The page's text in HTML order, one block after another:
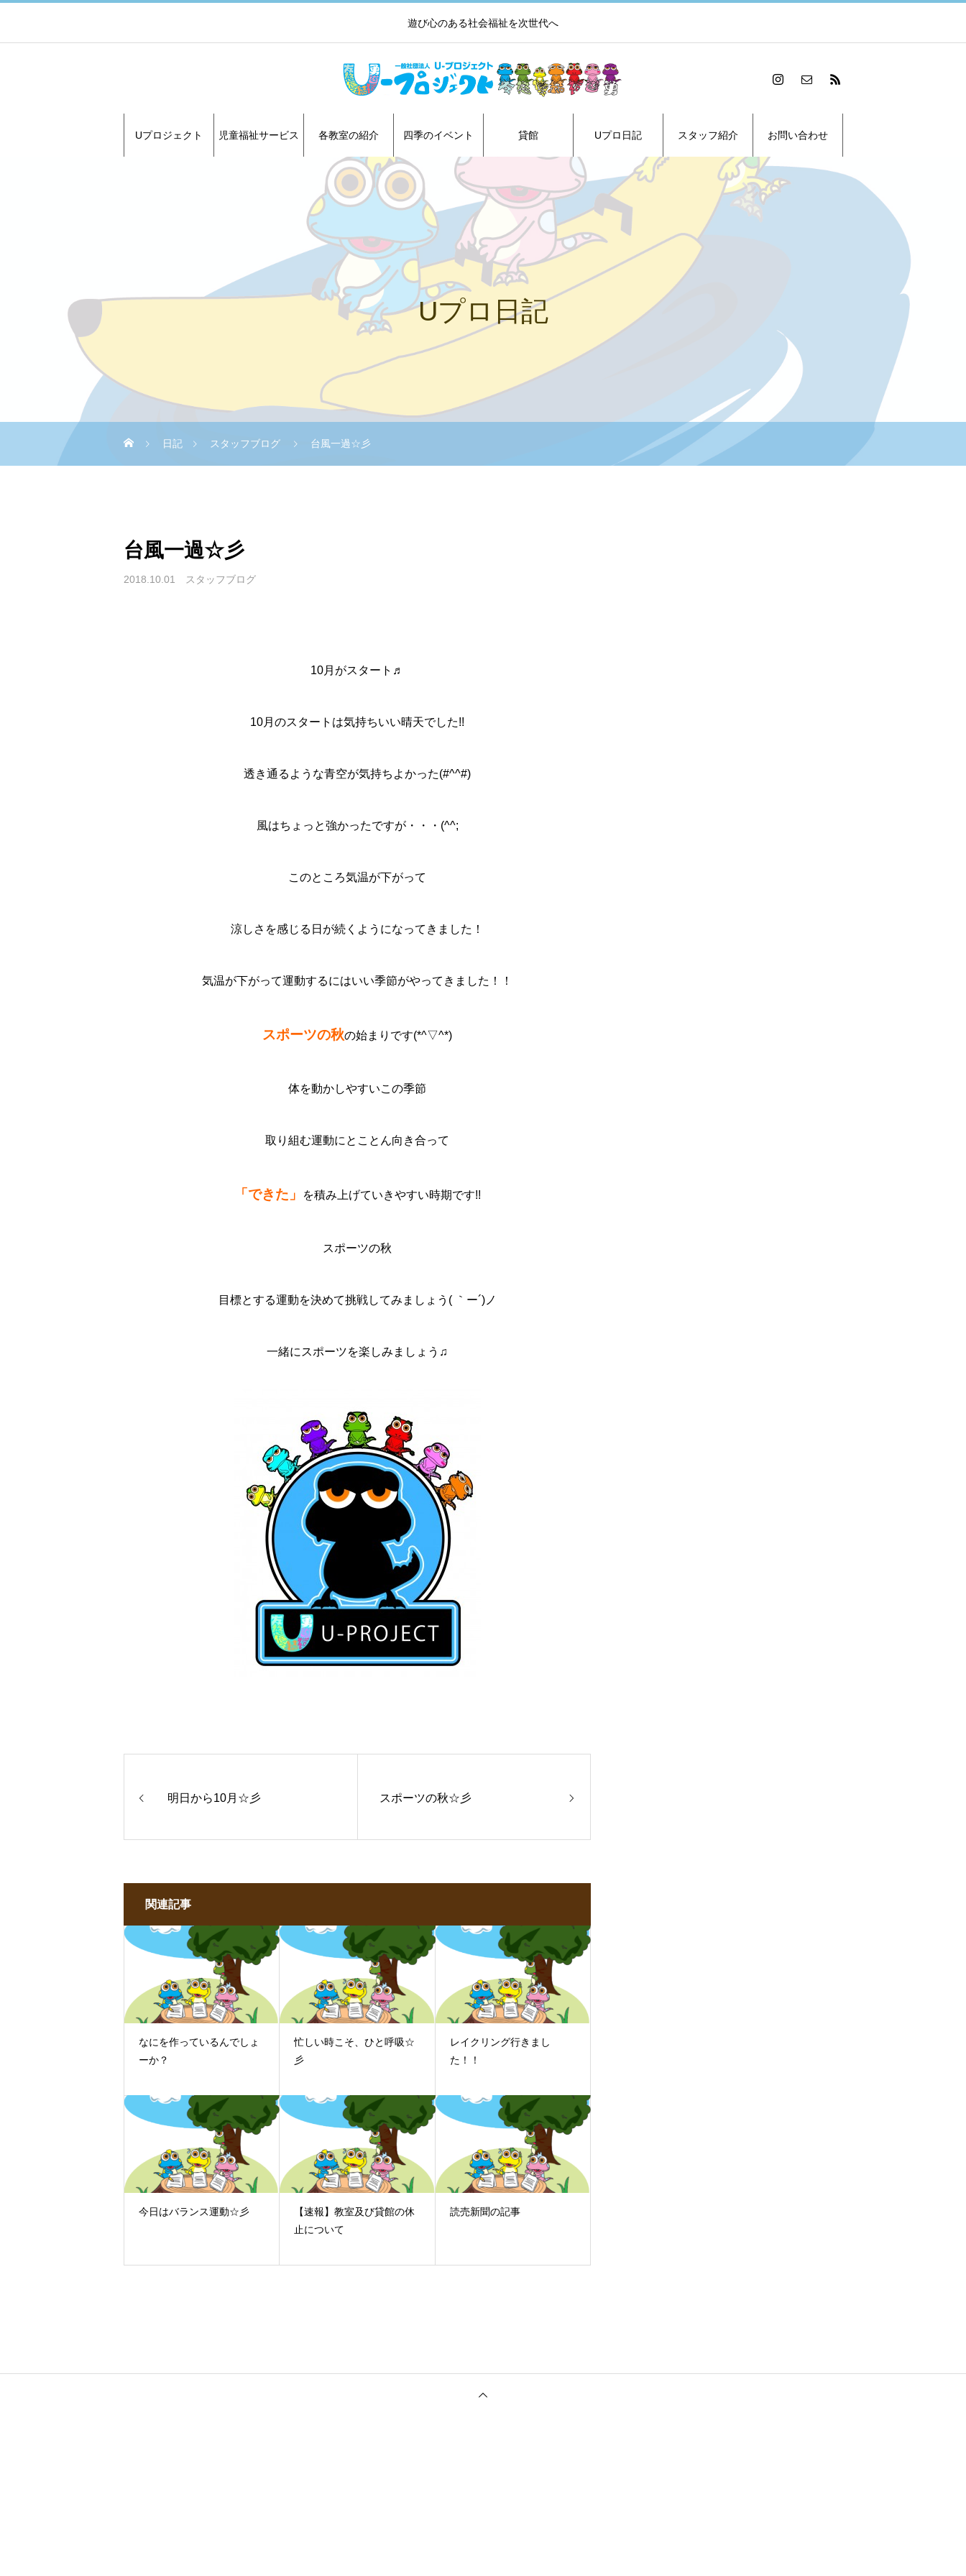
遊び心のある社会福祉を次世代へ
Uプロジェクト 児童福祉サービス 各教室の紹介 四季のイベント 貸館 Uプロ日記 スタッフ紹介 お問い合わせ
Uプロ日記
日記 スタッフブログ 台風一過☆彡
台風一過☆彡
2018.10.01 スタッフブログ
10月がスタート♬
10月のスタートは気持ちいい晴天でした!!
透き通るような青空が気持ちよかった(#^^#)
風はちょっと強かったですが・・・(^^;
このところ気温が下がって
涼しさを感じる日が続くようになってきました！
気温が下がって運動するにはいい季節がやってきました！！
スポーツの秋の始まりです(*^▽^*)
体を動かしやすいこの季節
取り組む運動にとことん向き合って
「できた」 を積み上げていきやすい時期です!!
スポーツの秋
目標とする運動を決めて挑戦してみましょう( ｀ー´)ノ
一緒にスポーツを楽しみましょう♫
明日から10月☆彡 スポーツの秋☆彡
関連記事
なにを作っているんでしょ
ーか？
忙しい時こそ、ひと呼吸☆
彡
レイクリング行きまし
た！！
今日はバランス運動☆彡
【速報】教室及び貸館の休
止について
読売新聞の記事